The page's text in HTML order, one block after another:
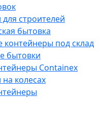
строителей
бытовка
контейнеры под склад
бытовки
Containex
колесах